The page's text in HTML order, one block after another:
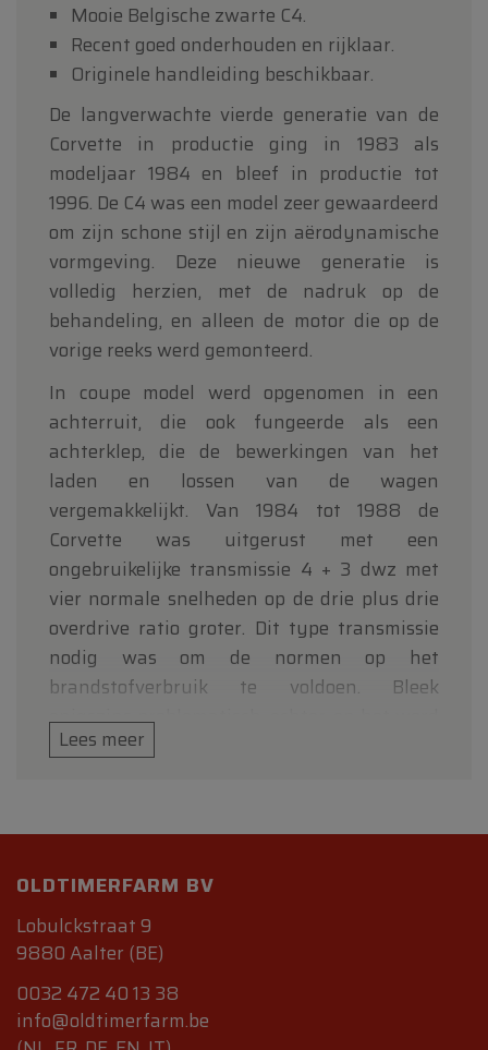
Mooie Belgische zwarte C4.
Recent goed onderhouden en rijklaar.
Originele handleiding beschikbaar.
De langverwachte vierde generatie van de
Corvette in productie ging in 1983 als
modeljaar 1984 en bleef in productie tot
1996. De C4 was een model zeer gewaardeerd
om zijn schone stijl en zijn aërodynamische
vormgeving. Deze nieuwe generatie is
volledig herzien, met de nadruk op de
behandeling, en alleen de motor die op de
vorige reeks werd gemonteerd.
In coupe model werd opgenomen in een
achterruit, die ook fungeerde als een
achterklep, die de bewerkingen van het
laden en lossen van de wagen
vergemakkelijkt. Van 1984 tot 1988 de
Corvette was uitgerust met een
ongebruikelijke transmissie 4 + 3 dwz met
vier normale snelheden op de drie plus drie
overdrive ratio groter. Dit type transmissie
nodig was om de normen op het
brandstofverbruik te voldoen. Bleek
enigszins problematisch, echter, en het werd
uiteindelijk vervangen door een ZF zes-
elektronische besturing, een van de eerste te
afscherming onder bepaalde
omstandigheden zorgt het tweede tandwiel.
Hoewel deze inrichting nodig was om te
voldoen aan de EPO op de consumptie.
In het begin van 1985, de L98 motor met
Lees meer
OLDTIMERFARM BV
Lobulckstraat 9
9880 Aalter (BE)
0032 472 40 13 38
info@oldtimerfarm.be